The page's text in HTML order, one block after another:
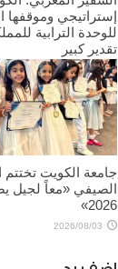
إستراتيجي وموقفها
للوحدة الترابية
تقدير كبير
2026/08/03
جامعة الكويت تختتم
الصيفي «معاً لجيل
2026»
2026/08/03